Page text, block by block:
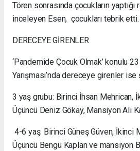
Tören sonrasında çocukların
inceleyen Esen, çocukları tebrik etti.
DERECEYE GİRENLER
‘Pandemide Çocuk Olmak’ konulu
Yarışması’nda dereceye girenler ise
3 yaş grubu: Birinci İhsan Mehrican,
Üçüncü Deniz Gökay, Mansiyon Ali
4-6 yaş: Birinci Güneş Güven, İkinci
Üçüncü Bengü Kaplan ve mansiyon